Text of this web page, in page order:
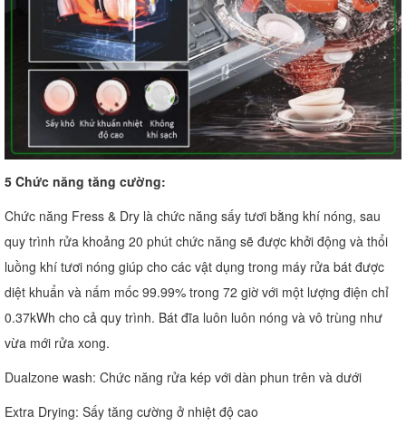
5 Chức năng tăng cường:
Chức năng Fress & Dry là chức năng sấy tươi bằng khí nóng, sau
quy trình rửa khoảng 20 phút chức năng sẽ được khởi động và thổi
luồng khí tươi nóng giúp cho các vật dụng trong máy rửa bát được
diệt khuẩn và nấm mốc 99.99% trong 72 giờ với một lượng điện chỉ
0.37kWh cho cả quy trình. Bát đĩa luôn luôn nóng và vô trùng như
vừa mới rửa xong.
Dualzone wash: Chức năng rửa kép với dàn phun trên và dưới
Extra Drying: Sấy tăng cường ở nhiệt độ cao